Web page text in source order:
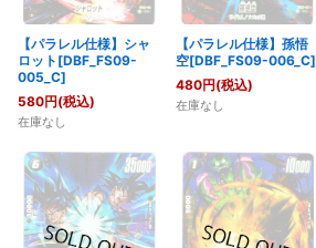
【パラレル仕様】シャ
ロット[DBF_FS09-
005_C]
580円(税込)
在庫なし
【パラレル仕様】孫悟
空[DBF_FS09-006_C]
480円(税込)
在庫なし